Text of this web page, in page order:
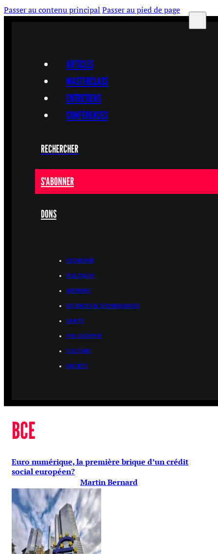
Passer au contenu principal Passer au pied de page
ARTICLES
MASTERCLASS
ENTRETIENS
CONFÉRENCES
RECHERCHER
S'ABONNER
DONS
ÉCONOMIE
POLITIQUE
HISTOIRE
SCIENCES & TECHNOLOGIES
SANTÉ
PHILOSOPHIE
CULTURE
SOCIÉTÉ
BCE
Euro numérique, la première brique d’un crédit
social européen?
Martin Bernard